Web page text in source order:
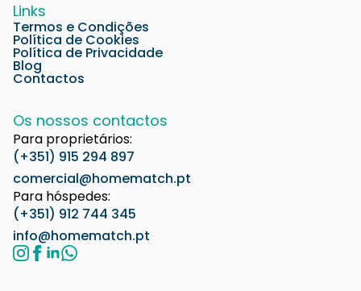
Links
Termos e Condições
Política de Cookies
Política de Privacidade
Blog
Contactos
Os nossos contactos
Para proprietários:
(+351) 915 294 897
comercial@homematch.pt
Para hóspedes:
(+351) 912 744 345
info@homematch.pt